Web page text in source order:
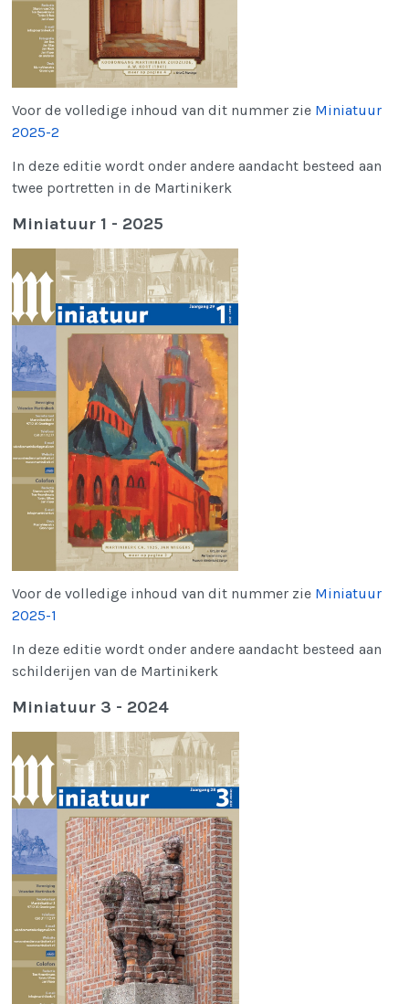
Voor de volledige inhoud van dit nummer zie Miniatuur
2025-2
In deze editie wordt onder andere aandacht besteed aan
twee portretten in de Martinikerk
Miniatuur 1 - 2025
Voor de volledige inhoud van dit nummer zie Miniatuur
2025-1
In deze editie wordt onder andere aandacht besteed aan
schilderijen van de Martinikerk
Miniatuur 3 - 2024